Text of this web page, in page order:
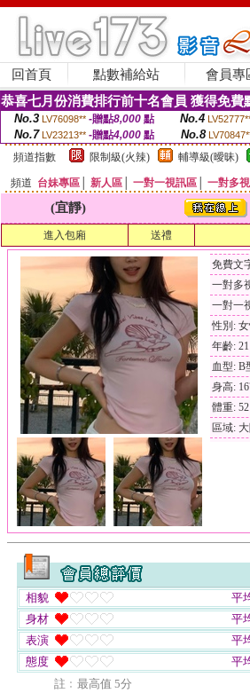
回首頁 點數補給站 會員專
恭喜七月份消費排行前十名會員 獲得免費
No.3 LV76098** -贈點8,000點 No.4
No.7 LV23213** -贈點4,000 點 No.8
頻道指數
限制級(火辣) 輔導級(曖昧)
頻道 台妹專區 新人區 一對一視訊區 一對多
(宜靜)
進入包廂 送禮
免費文
一對多
一對一
性別:
年齡:
血型: B
身高:
體重:
區域:
相貌
平
身材
平
表演
平
態度
平
註﹕最高值 5分